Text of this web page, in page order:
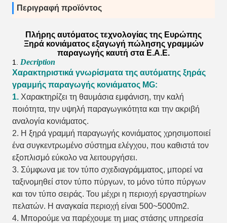
Περιγραφή προϊόντος
Πλήρης αυτόματος τεχνολογίας της Ευρώπης
Ξηρά κονιάματος εξαγωγή πώλησης γραμμών
παραγωγής καυτή στα Ε.Α.Ε.
1. Decription
Χαρακτηριστικά γνωρίσματα της αυτόματης ξηράς
γραμμής παραγωγής κονιάματος MG:
1. Χαρακτηρίζει τη θαυμάσια εμφάνιση, την καλή
ποιότητα, την υψηλή παραγωγικότητα και την ακριβή
αναλογία κονιάματος.
2. Η ξηρά γραμμή παραγωγής κονιάματος χρησιμοποιεί
ένα συγκεντρωμένο σύστημα ελέγχου, που καθιστά τον
εξοπλισμό εύκολο να λειτουργήσει.
3. Σύμφωνα με τον τύπο σχεδιαγράμματος, μπορεί να
ταξινομηθεί στον τύπο πύργων, το μόνο τύπο πύργων
και τον τύπο σειράς. Του μέχρι η περιοχή εργαστηρίων
πελατών. Η αναγκαία περιοχή είναι 500~5000m2.
4. Μπορούμε να παρέχουμε τη μιας στάσης υπηρεσία